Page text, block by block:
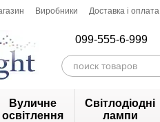
Виробники Доставка і оплата
099-555-6-999
Вуличне
освітлення
Світлодіодні
лампи